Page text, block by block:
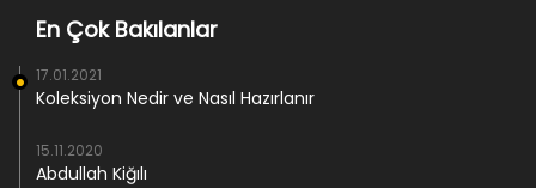
En Çok Bakılanlar
17.01.2021
Koleksiyon Nedir ve Nasıl Hazırlanır
15.11.2020
Abdullah Kiğılı